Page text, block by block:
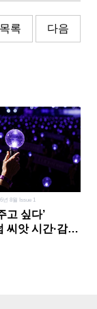
목록 다음
년 8월 Issue 1
고 싶다’
씨앗 시간·감정